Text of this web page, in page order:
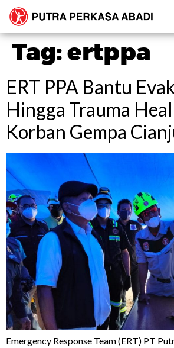
Tag:ertppa
ERT PPA Bantu
Hingga Trauma
Korban Gempa
Emergency Response Team (ERT) PT